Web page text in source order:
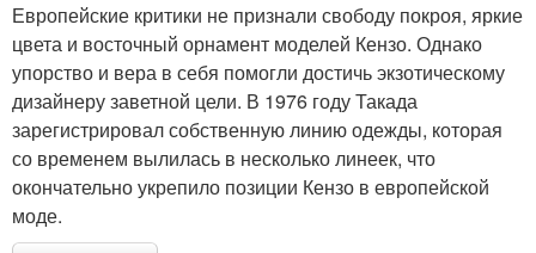
Европейские критики не признали свободу покроя, яркие
цвета и восточный орнамент моделей Кензо. Однако
упорство и вера в себя помогли достичь экзотическому
дизайнеру заветной цели. В 1976 году Такада
зарегистрировал собственную линию одежды, которая
со временем вылилась в несколько линеек, что
окончательно укрепило позиции Кензо в европейской
моде.